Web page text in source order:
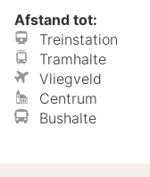
Afstand tot:
Treinstation
Tramhalte
Vliegveld
Centrum
Bushalte